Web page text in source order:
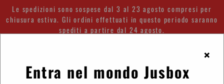
direttamente
ai
Le spedizioni sono sospese dal 3 al 23 agosto compresi per
chiusura estiva. Gli ordini effettuati in questo periodo saranno
spediti a partire dal 24 agosto.
×
Entra nel mondo Jusbox